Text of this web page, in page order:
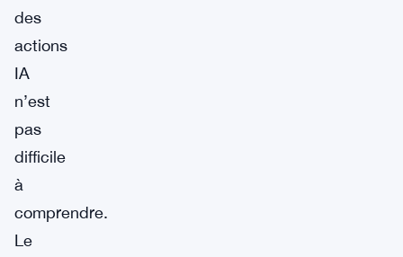
des
actions
IA
n’est
pas
difficile
à
comprendre.
Le